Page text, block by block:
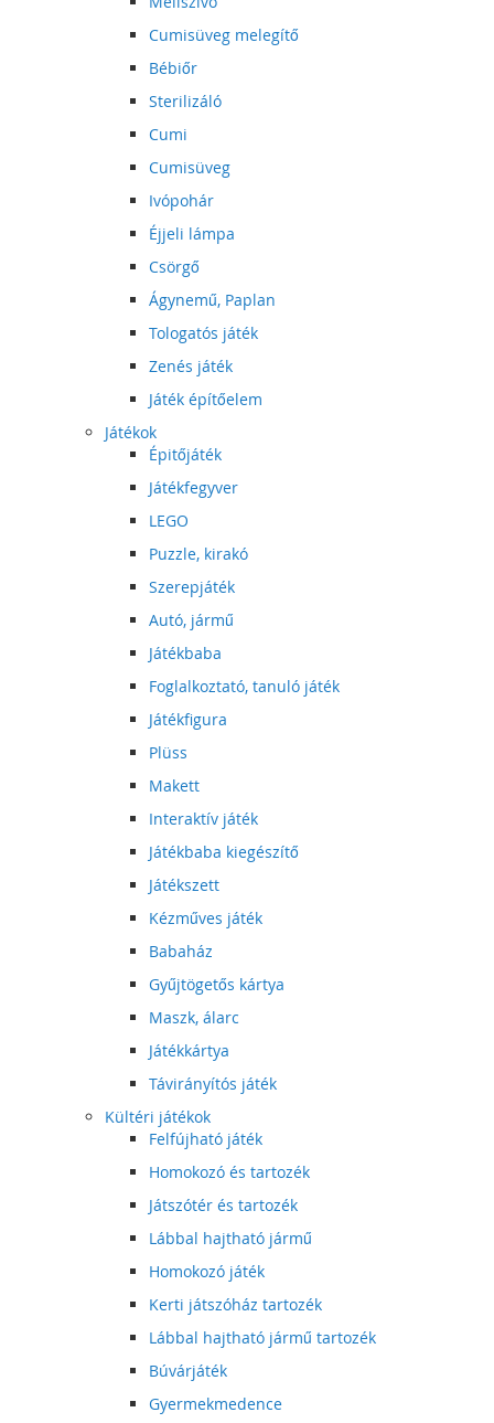
Cumisüveg melegítő
Bébiőr
Sterilizáló
Cumi
Cumisüveg
Ivópohár
Éjjeli lámpa
Csörgő
Ágynemű, Paplan
Tologatós játék
Zenés játék
Játék építőelem
Játékok
Épitőjáték
Játékfegyver
LEGO
Puzzle, kirakó
Szerepjáték
Autó, jármű
Játékbaba
Foglalkoztató, tanuló játék
Játékfigura
Plüss
Makett
Interaktív játék
Játékbaba kiegészítő
Játékszett
Kézműves játék
Babaház
Gyűjtögetős kártya
Maszk, álarc
Játékkártya
Távirányítós játék
Kültéri játékok
Felfújható játék
Homokozó és tartozék
Játszótér és tartozék
Lábbal hajtható jármű
Homokozó játék
Kerti játszóház tartozék
Lábbal hajtható jármű tartozék
Búvárjáték
Gyermekmedence